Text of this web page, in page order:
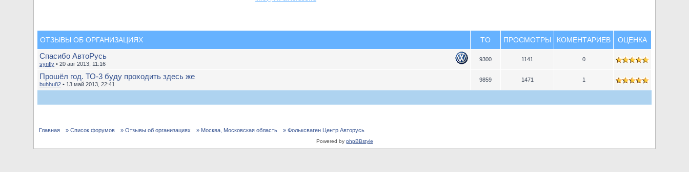
ОТЗЫВЫ ОБ ОРГАНИЗАЦИЯХ TO ПРОСМОТРЫ КОМЕНТАРИЕВ ОЦЕНКА
Спасибо АвтоРусь
synfly • 20 авг 2013, 11:16
9300 1141 0
Прошёл год. ТО-3 буду проходить здесь же
buhhu82 • 13 май 2013, 22:41
9859 1471 1
Главная » Список форумов » Отзывы об организациях » Москва, Московская область » Фольксваген Центр Авторусь
Powered by phpBBstyle